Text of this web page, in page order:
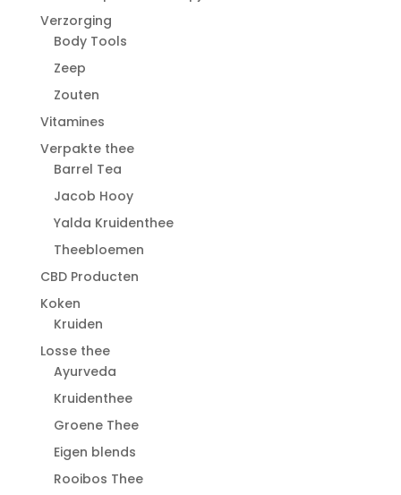
Verzorging
Body Tools
Zeep
Zouten
Vitamines
Verpakte thee
Barrel Tea
Jacob Hooy
Yalda Kruidenthee
Theebloemen
CBD Producten
Koken
Kruiden
Losse thee
Ayurveda
Kruidenthee
Groene Thee
Eigen blends
Rooibos Thee